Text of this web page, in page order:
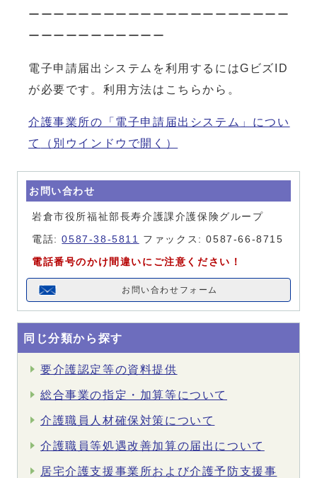
ーーーーーーーーーーーーーーーーーーーーー
ーーーーーーーーーーー
電子申請届出システムを利用するにはGビズID
が必要です。利用方法はこちらから。
介護事業所の「電子申請届出システム」につい
て
（別ウインドウで開く）
お問い合わせ
岩倉市役所福祉部長寿介護課介護保険グループ
電話:0587-38-5811 ファックス: 0587-66-8715
電話番号のかけ間違いにご注意ください！
お問い合わせフォーム
同じ分類から探す
要介護認定等の資料提供
総合事業の指定・加算等について
介護職員人材確保対策について
介護職員等処遇改善加算の届出について
居宅介護支援事業所および介護予防支援事